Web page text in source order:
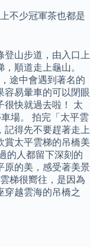
不少冠軍茶也都是
登山步道，由入口上
順道走上龜山。
途中會遇到著名的
容易暈車的可以閉眼
很快就過去啦！ 太
場。 拍完「太平雲
記得先不要趕著走上
賞太平雲梯的吊橋美
的人都留下深刻的
原的美，感受著美景
梯很嚮往，是因為
穿越雲海的吊橋之